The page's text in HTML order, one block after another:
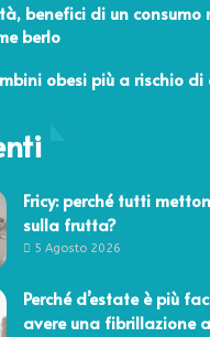
benefici di un consumo
berlo
obesi più a rischio
Fricy: perché tutti
sulla frutta?
5 Agosto 2026
Perché d’estate è più
avere una fibrillazione